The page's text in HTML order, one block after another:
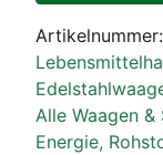
Eichfähig,
bis
2.500
kg
Artikelnummer:
Alle Waagen
Energie,